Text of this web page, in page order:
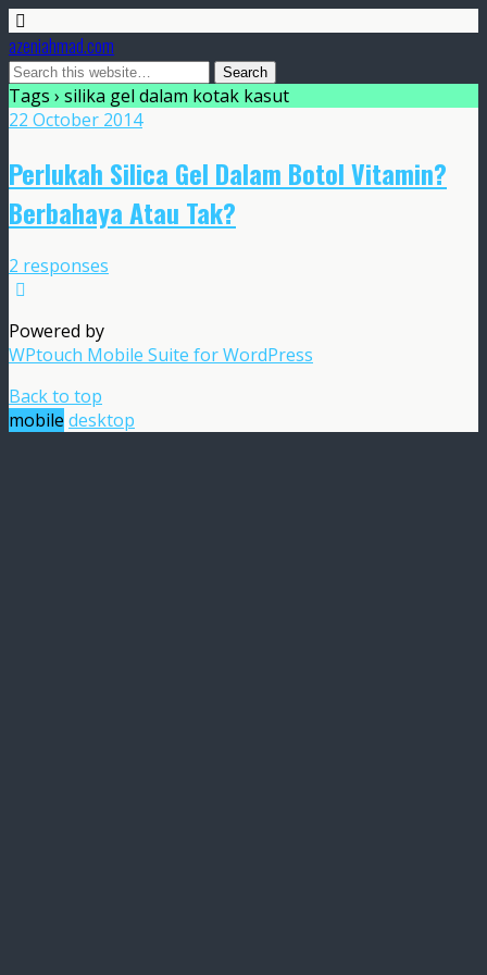
azeniahmad.com
Tags › silika gel dalam kotak kasut
22 October 2014
Perlukah Silica Gel Dalam Botol Vitamin?
Berbahaya Atau Tak?
2 responses
Powered by
WPtouch Mobile Suite for WordPress
Back to top
mobile desktop